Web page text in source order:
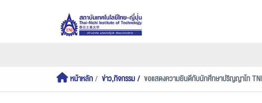
หน้าหลัก ข่าว,กิจกรรม ขอแสดงความยินดีกับนักศึกษาปริญญาโท